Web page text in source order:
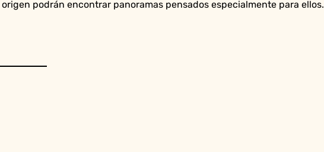
podrán encontrar panoramas pensados especialmente para ellos.